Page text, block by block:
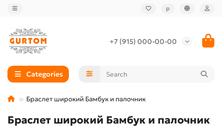
р
+7 (915) 000-00-00
Categories
Браслет широкий Бамбук и палочник
Браслет широкий Бамбук и палочник